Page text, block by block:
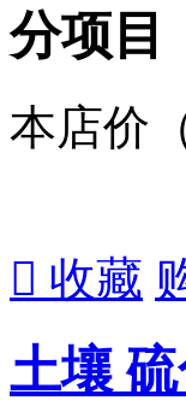
分项目
本店价
 收藏
土壤